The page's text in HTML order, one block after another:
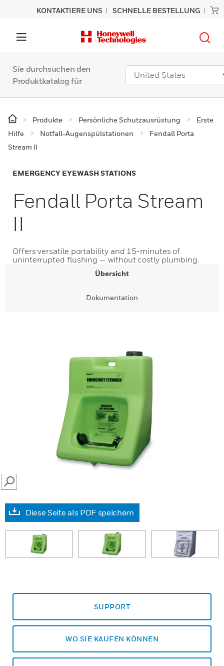
KONTAKTIERE UNS SCHNELLE BESTELLUNG
Sie durchsuchen den
Produktkatalog für
Produkte Persönliche Schutzausrüstung
Erste
Hilfe
Notfall-Augenspülstationen
Fendall Porta
Stream II
EMERGENCY EYEWASH STATIONS
Fendall Porta Stream
II
Offers versatile portability and 15-minutes of
uninterrupted flushing — without costly plumbing.
Übersicht
Dokumentation
SEARCH
Diese Seite als PDF speichern
SUPPORT
WO SIE KAUFEN KÖNNEN